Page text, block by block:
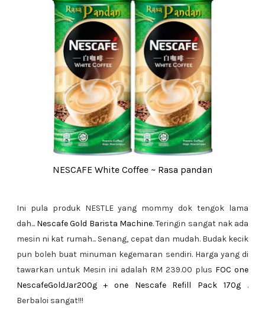
NESCAFE White Coffee ~ Rasa pandan
Ini pula produk NESTLE yang mommy dok tengok lama
dah... Nescafe Gold Barista Machine. Teringin sangat nak ada
mesin ni kat rumah... Senang, cepat dan mudah. Budak kecik
pun boleh buat minuman kegemaran sendiri. Harga yang di
tawarkan untuk Mesin ini adalah RM 239.00 plus FOC one
NescafeGoldJar200g + one Nescafe Refill Pack 170g .
Berbaloi sangat!!!